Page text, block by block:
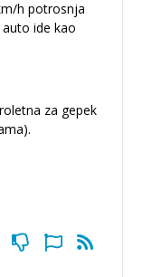
h potrosnja
ide kao
za gepek